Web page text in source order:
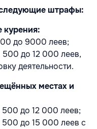
следующие штрафы:
курения:
до 9000 леев;
до 12 000 леев,
деятельности.
местах и
до 12 000 леев;
до 15 000 леев с